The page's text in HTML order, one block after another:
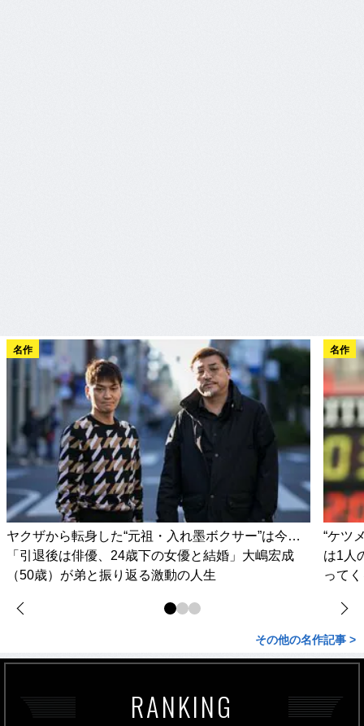
名作
ヤクザから転身した“元祖・入れ墨ボクサー”は今…
「引退後は俳優、24歳下の女優と結婚」大嶋宏成
（50歳）が弟と振り返る激動の人生
名作
“ケツ
は1人
って
その他の名作記事 >
RANKING